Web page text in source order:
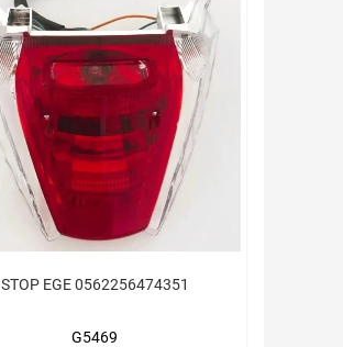
STOP EGE 0562256474351
G5469